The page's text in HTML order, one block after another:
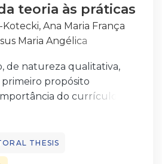
teoria às práticas
Kotecki, Ana Maria França
Maria Angélica
de natureza qualitativa,
propósito
do currículo
para o
teorias tradicionais às
críticas. Num segundo
THESIS